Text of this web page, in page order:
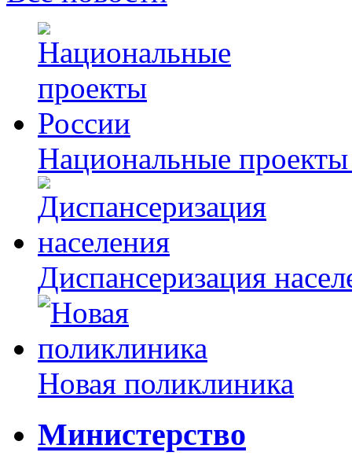
Национальные
Диспансеризация
Новая поликлиника
Министерство